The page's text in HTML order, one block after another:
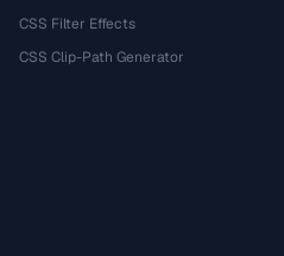
CSS Filter Effects
CSS Clip-Path Generator